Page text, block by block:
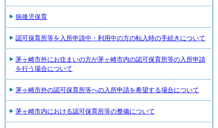
病後児保育
認可保育所等を入所申請中・利用中の方の転入時の手続きについて
茅ヶ崎市外にお住まいの方が茅ヶ崎市内の認可保育所等の入所申請
を行う場合について
茅ヶ崎市外の認可保育所等への入所申請を希望する場合について
茅ヶ崎市内における認可保育所等の整備について